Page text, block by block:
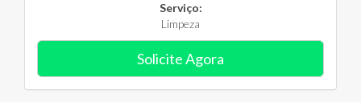
Serviço:
Limpeza
Solicite Agora